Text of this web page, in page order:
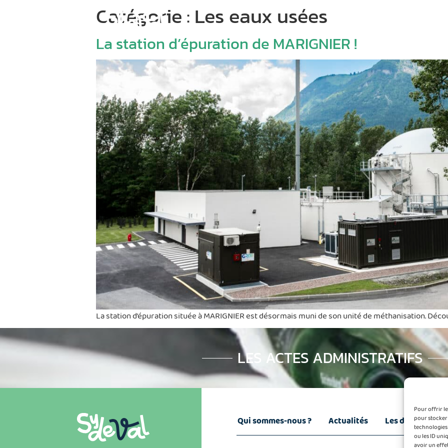
Pour offrir
pour
ou les ID
avoir un
Catégorie : Les eaux usées
La station d’épuration de MARIGNIER !
La station d’épuration située à MARIGNIER est désormais muni de son unité de méthanisation.
LES ACTES ADMINISTRATIFS
Qui sommes-nous ? Actualités Les déchets